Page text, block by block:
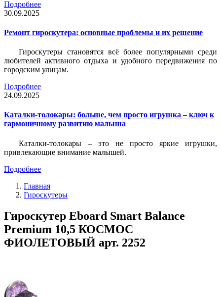
Подробнее
30.09.2025
Ремонт гироскутера: основные проблемы и их решение
Гироскутеры становятся всё более популярными среди
любителей активного отдыха и удобного передвижения по
городским улицам.
Подробнее
24.09.2025
Каталки-толокары: больше, чем просто игрушка – ключ к
гармоничному развитию малыша
Каталки-толокары – это не просто яркие игрушки,
привлекающие внимание малышей.
Подробнее
Главная
Гироскутеры
Гироскутер Eboard Smart Balance
Premium 10,5 КОСМОС
ФИОЛЕТОВЫЙ арт. 2252